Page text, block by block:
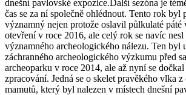
dnešní pavlovské expozice.Další sezóna je
čas se za ní společně ohlédnout. Tento rok byl
významný nejen protože oslavil půlkulaté páté
otevření v roce 2016, ale celý rok se navíc nesl
významného archeologického nálezu. Ten byl
záchranného archeologického výzkumu před
archeoparku v roce 2014, ale až nyní se
zpracování. Jedná se o skelet pravěkého vlka
mamutů, který byl nalezen v místech dnešní